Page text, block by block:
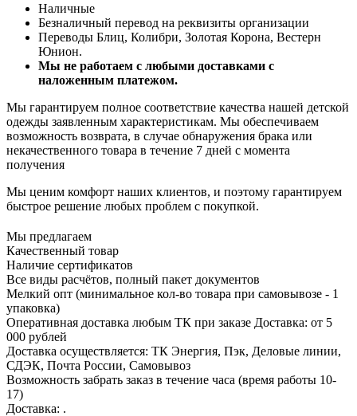
Наличные
Безналичный перевод на реквизиты организации
Переводы Блиц, Колибри, Золотая Корона, Вестерн
Юнион.
Мы не работаем с любыми доставками с
наложенным платежом.
Мы гарантируем полное соответствие качества нашей детской
одежды заявленным характеристикам. Мы обеспечиваем
возможность возврата, в случае обнаружения брака или
некачественного товара в течение 7 дней с момента
получения
Мы ценим комфорт наших клиентов, и поэтому гарантируем
быстрое решение любых проблем с покупкой.
Мы предлагаем
Качественный товар
Наличие сертификатов
Все виды расчётов, полный пакет документов
Мелкий опт (минимальное кол-во товара при самовывозе - 1
упаковка)
Оперативная доставка любым ТК при заказе Доставка: от 5
000 рублей
Доставка осуществляется: ТК Энергия, Пэк, Деловые линии,
СДЭК, Почта России, Самовывоз
Возможность забрать заказ в течение часа (время работы 10-
17)
Доставка: .